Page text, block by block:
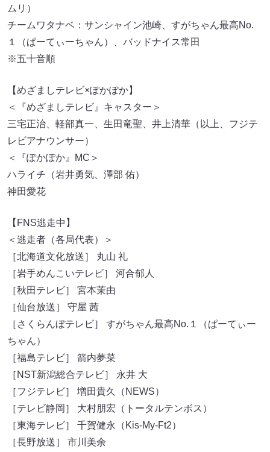
ムリ）
チームワタナベ：サンシャイン池崎、すがちゃん最高No.
１（ぱーてぃーちゃん）、バッドナイス常田
※五十音順
【めざましテレビ×ぽかぽか】
＜『めざましテレビ』キャスター＞
三宅正治、軽部真一、生田竜聖、井上清華（以上、フジテ
レビアナウンサー）
＜『ぽかぽか』MC＞
ハライチ（岩井勇気、澤部 佑）
神田愛花
【FNS逃走中】
＜逃走者（各局代表）＞
［北海道文化放送］ 丸山 礼
［岩手めんこいテレビ］ 河合郁人
［秋田テレビ］ 宮本茉由
［仙台放送］ 守屋 茜
［さくらんぼテレビ］ すがちゃん最高No.１（ぱーてぃー
ちゃん）
［福島テレビ］ 箭内夢菜
［NST新潟総合テレビ］ 永井 大
［フジテレビ］ 増田貴久（NEWS）
［テレビ静岡］ 大村朋宏（トータルテンボス）
［東海テレビ］ 千賀健永（Kis-My-Ft2）
［長野放送］ 市川美余